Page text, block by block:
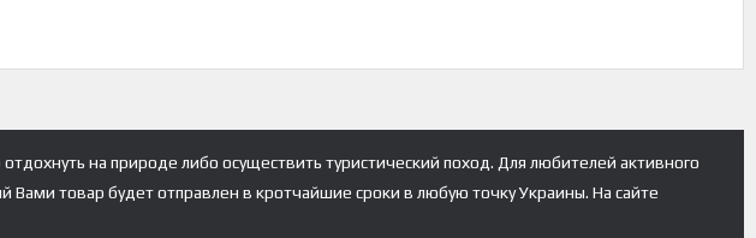
на природе либо осуществить туристический поход. Для любителей активного
товар будет отправлен в кротчайшие сроки в любую точку Украины. На сайте